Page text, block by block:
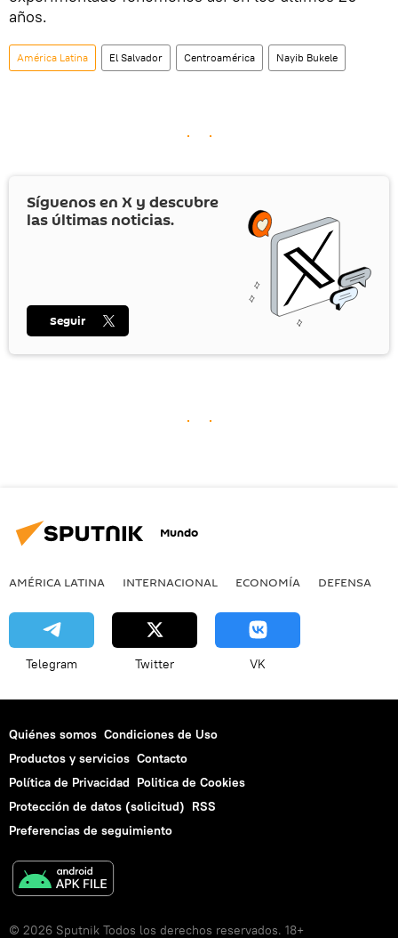
años.
América Latina El Salvador Centroamérica Nayib Bukele
Síguenos en X y descubre
las últimas noticias.
Seguir
Mundo
AMÉRICA LATINA INTERNACIONAL ECONOMÍA DEFENSA
Telegram Twitter VK
Quiénes somos Condiciones de Uso
Productos y servicios Contacto
Política de Privacidad Politica de Cookies
Protección de datos (solicitud) RSS
Preferencias de seguimiento
© 2026 Sputnik Todos los derechos reservados. 18+